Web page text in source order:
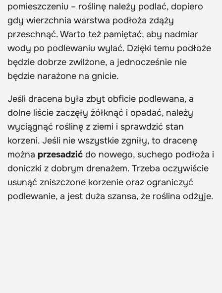
pomieszczeniu – roślinę należy podlać, dopiero
gdy wierzchnia warstwa podłoża zdąży
przeschnąć. Warto też pamiętać, aby nadmiar
wody po podlewaniu wylać. Dzięki temu podłoże
będzie dobrze zwilżone, a jednocześnie nie
będzie narażone na gnicie.
Jeśli dracena była zbyt obficie podlewana, a
dolne liście zaczęły żółknąć i opadać, należy
wyciągnąć roślinę z ziemi i sprawdzić stan
korzeni. Jeśli nie wszystkie zgniły, to dracenę
można przesadzić do nowego, suchego podłoża i
doniczki z dobrym drenażem. Trzeba oczywiście
usunąć zniszczone korzenie oraz ograniczyć
podlewanie, a jest duża szansa, że roślina odżyje.